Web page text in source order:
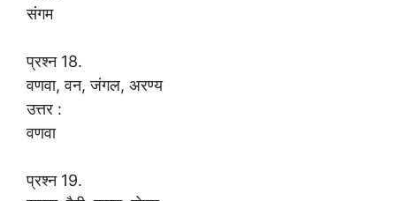
संगम
प्रश्न 18.
वणवा, वन, जंगल, अरण्य
उत्तर :
वणवा
प्रश्न 19.